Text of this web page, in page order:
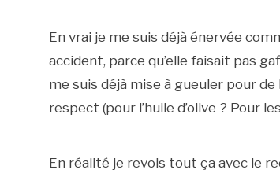
En vrai je me suis déjà énervée
accident, parce qu’elle faisait pas
me suis déjà mise à gueuler pour de
respect (pour l’huile d’olive ? Pour
En réalité je revois tout ça avec le